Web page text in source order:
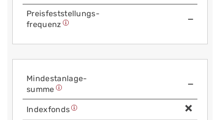
Preis­fest­stellungs­
frequenz
—
Mindest­anlage­
summe
—
Index­fonds